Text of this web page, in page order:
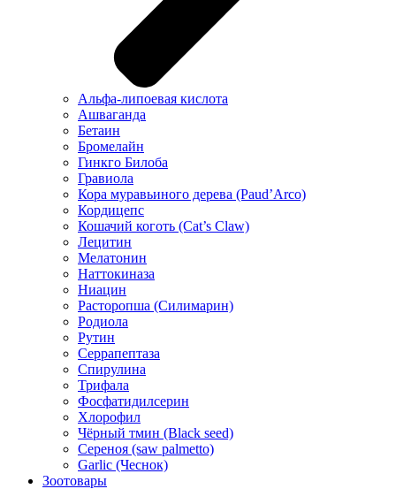
Альфа-липоевая кислота
Ашваганда
Бетаин
Бромелайн
Гинкго Билоба
Гравиола
Кора муравьиного дерева (Paud’Arco)
Кордицепс
Кошачий коготь (Cat’s Claw)
Лецитин
Мелатонин
Наттокиназа
Ниацин
Расторопша (Силимарин)
Родиола
Рутин
Серрапептаза
Спирулина
Трифала
Фосфатидилсерин
Хлорофил
Чёрный тмин (Black seed)
Сереноя (saw palmetto)
Garlic (Чеснок)
Зоотовары